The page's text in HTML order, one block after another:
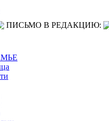
ПИСЬМО В РЕДАКЦИЮ: